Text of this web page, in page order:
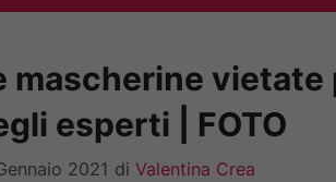
mascherine vietate
esperti | FOTO
2021 di Valentina Crea